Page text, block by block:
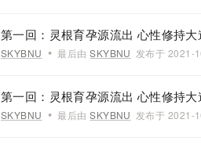
第一回：灵根育孕源流出 心性修持大
SKYBNU • 最后由 SKYBNU 发布于 2021-
第一回：灵根育孕源流出 心性修持大
SKYBNU • 最后由 SKYBNU 发布于 2021-